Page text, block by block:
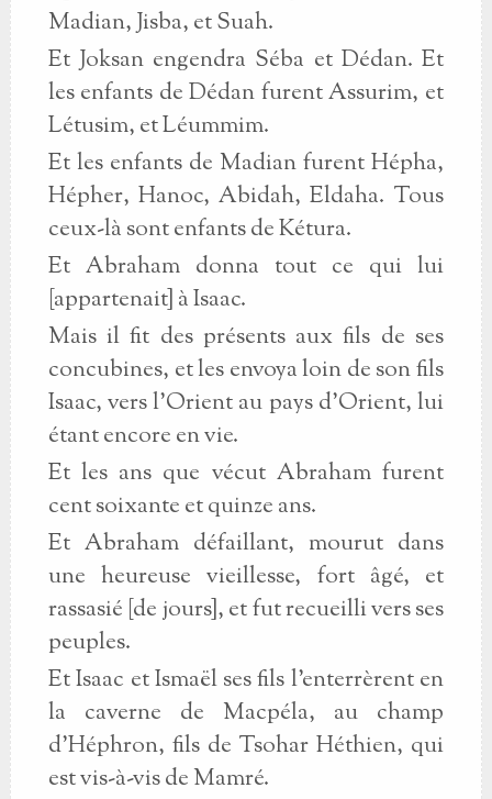
Madian, Jisba, et Suah.
Et Joksan engendra Séba et Dédan. Et
les enfants de Dédan furent Assurim, et
Létusim, et Léummim.
Et les enfants de Madian furent Hépha,
Hépher, Hanoc, Abidah, Eldaha. Tous
ceux-là sont enfants de Kétura.
Et Abraham donna tout ce qui lui
[appartenait] à Isaac.
Mais il fit des présents aux fils de ses
concubines, et les envoya loin de son fils
Isaac, vers l’Orient au pays d’Orient, lui
étant encore en vie.
Et les ans que vécut Abraham furent
cent soixante et quinze ans.
Et Abraham défaillant, mourut dans
une heureuse vieillesse, fort âgé, et
rassasié [de jours], et fut recueilli vers ses
peuples.
Et Isaac et Ismaël ses fils l’enterrèrent en
la caverne de Macpéla, au champ
d’Héphron, fils de Tsohar Héthien, qui
est vis-à-vis de Mamré.